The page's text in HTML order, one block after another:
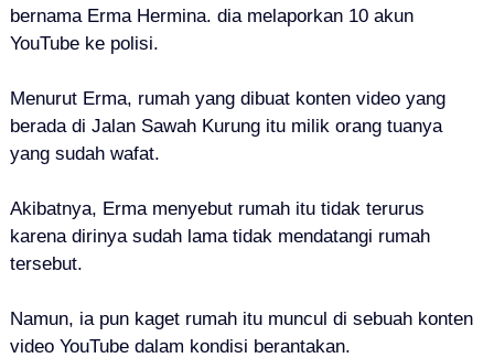
bernama Erma Hermina. dia melaporkan 10 akun
YouTube ke polisi.
Menurut Erma, rumah yang dibuat konten video yang
berada di Jalan Sawah Kurung itu milik orang tuanya
yang sudah wafat.
Akibatnya, Erma menyebut rumah itu tidak terurus
karena dirinya sudah lama tidak mendatangi rumah
tersebut.
Namun, ia pun kaget rumah itu muncul di sebuah konten
video YouTube dalam kondisi berantakan.